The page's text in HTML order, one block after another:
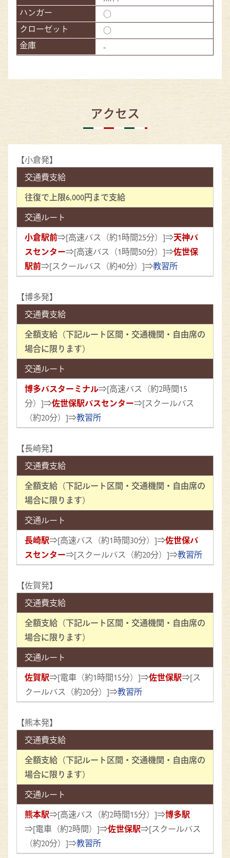
○
○
-
アクセス
【小倉発】
交通費支給
往復で上限6,000円まで支給
交通ルート
小倉駅前⇒[高速バス（約1時間25分）]⇒天神バ
スセンター⇒[高速バス（1時間50分）]⇒佐世保
駅前⇒[スクールバス（約40分）]⇒教習所
【博多発】
交通費支給
全額支給（下記ルート区間・交通機関・自由席の
場合に限ります）
交通ルート
博多バスターミナル⇒[高速バス（約2時間15
分）]⇒佐世保駅バスセンター⇒[スクールバス
（約20分）]⇒教習所
【長崎発】
交通費支給
全額支給（下記ルート区間・交通機関・自由席の
場合に限ります）
交通ルート
長崎駅⇒[高速バス（約1時間30分）]⇒佐世保バ
スセンター⇒[スクールバス（約20分）]⇒教習所
【佐賀発】
交通費支給
全額支給（下記ルート区間・交通機関・自由席の
場合に限ります）
交通ルート
佐賀駅⇒[電車（約1時間15分）]⇒佐世保駅⇒[ス
クールバス（約20分）]⇒教習所
【熊本発】
交通費支給
全額支給（下記ルート区間・交通機関・自由席の
場合に限ります）
交通ルート
熊本駅⇒[高速バス（約2時間15分）]⇒博多駅
⇒[電車（約2時間）]⇒佐世保駅⇒[スクールバス
（約20分）]⇒教習所